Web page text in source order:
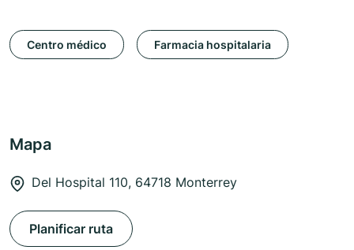
Centro médico Farmacia hospitalaria
Mapa
Del Hospital 110, 64718 Monterrey
Planificar ruta